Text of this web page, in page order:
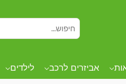
אביזרים לרכב לילדים